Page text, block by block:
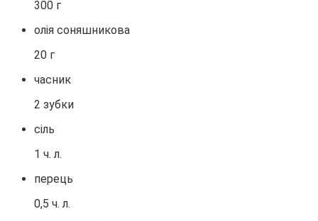
300 г
олія соняшникова
20 г
часник
2 зубки
сіль
1 ч. л.
перець
0,5 ч. л.